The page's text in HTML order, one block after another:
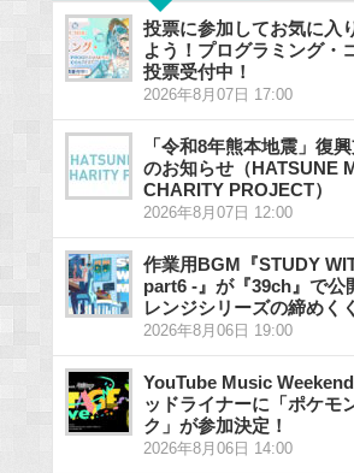
投票に参加してお気に入
よう！プログラミング・
投票受付中！
2026年8月07日 17:00
「令和8年熊本地震」復
のお知らせ（HATSUNE
CHARITY PROJECT）
2026年8月07日 12:00
作業用BGM『STUDY
part6 -』が『39ch』で公
レンジシリーズの締めく
2026年8月06日 19:00
YouTube Music
ッドライナーに「ポケモ
ク」が参加決定！
2026年8月06日 14:00